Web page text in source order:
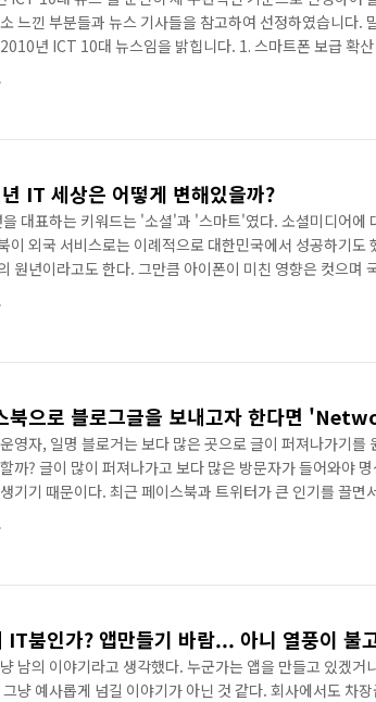
느낀 부분들과 뉴스 기사들을 참고하여 선정하였습니다.
년 ICT 10대 뉴스임을 밝힙니다. 1. 스마트폰 보급 확
사자들만 쓰는 폰이 아닌 대중적인 폰이 된 것이다. 스마트
어가 이제는 웹의 대세로 떠오르고 있다. 소셜미디어 관련
IT 세상은 어떻게 변해있을까?
대표하는 키워드는 '소셜'과 '스마트'였다. 소셜미디어에
이 외국 서비스로는 이례적으로 대한민국에서 성공하기도
원년이라고도 한다. 그만큼 아이폰이 미친 영향은 컷으며
나오게 될 것이다. 2010년에 '소셜미디어 배우기 열풍'이
셜커머스 이외에 보다 다양한 형태의 소셜커머스 비즈니
영자, 일명 블로거는 보다 많은 곳으로 글이 퍼져나가기를
까? 글이 많이 퍼져나가고 보다 많은 방문자가 들어와야
기기 때문이다. 최근 페이스북과 트위터가 큰 인기를 끌면
간단히 해결되지만 페이스북에 보내는 건 생각을 좀 해봐
. 하지만 트위터의 잡다한 글들까지 죄다 페이스북으로 보
IT붐인가? 앱만들기 바람... 아니 열풍이 불
남의 이야기라고 생각했다. 누군가는 앱을 만들고 있겠거
그냥 예사롭게 넘길 이야기가 아닌 것 같다. 회사에서도 차